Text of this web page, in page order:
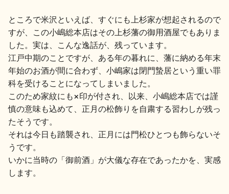
イベント情報TOP 新商品・おすすめ商品
季節の商品 イベント情報
ところで米沢といえば、すぐにも上杉家が想起されるので
すが、この小嶋総本店はその上杉藩の御用酒屋でもありま
した。実は、こんな逸話が、残っています。
江戸中期のことですが、ある年の暮れに、藩に納める年末
年始のお酒が間に合わず、小嶋家は閉門蟄居という重い罪
科を受けることになってしまいました。
このため家紋にも×印が付され、以来、小嶋総本店では謹
慎の意味も込めて、正月の松飾りを自粛する習わしが残っ
たそうです。
それは今日も踏襲され、正月には門松ひとつも飾らないそ
うです。
いかに当時の「御前酒」が大儀な存在であったかを、実感
します。